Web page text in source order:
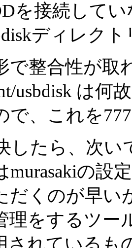
を接続して
ディレク
で整合性が取
usbdisk は何
で、これを
たら、次い
murasakiの設
だくのが早い
理をするツー
されているも